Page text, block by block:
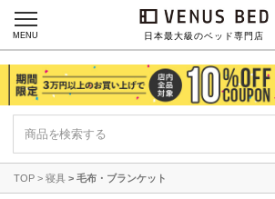
日本最大級のベッド専門店
MENU
TOP 寝具 毛布・ブランケット